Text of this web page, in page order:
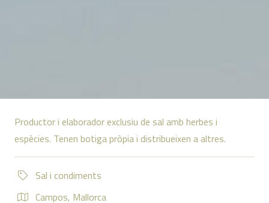
Productor i elaborador exclusiu de sal amb herbes i
espècies. Tenen botiga pròpia i distribueixen a altres.
Sal i condiments
Campos, Mallorca